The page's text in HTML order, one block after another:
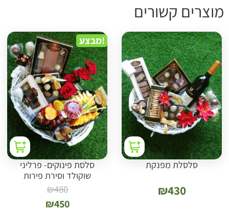
קשורים
סלסלת מפנקת
₪430
סלסת פינוקים- פרליני
שוקולד וסירת פירות
₪480
₪450